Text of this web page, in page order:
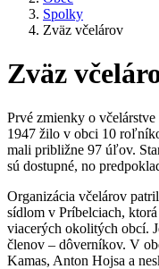
Spolky
Zväz včelárov
Zväz
Prvé zmienky o
1947 žilo v obci 10
mali približne 97 úľov.
sú dostupné, no
Organizácia včelárov
sídlom v Príbelciach,
viacerých okolitých obcí.
členov – dôverníkov. V
Kamas, Anton Hojsa a